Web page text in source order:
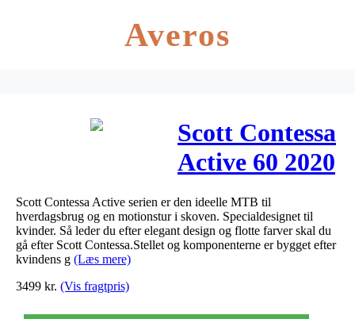
Averos
Scott Contessa
Active 60 2020
Scott Contessa Active serien er den ideelle MTB til
hverdagsbrug og en motionstur i skoven. Specialdesignet til
kvinder. Så leder du efter elegant design og flotte farver skal du
gå efter Scott Contessa.Stellet og komponenterne er bygget efter
kvindens g (Læs mere)
3499 kr. (Vis fragtpris)